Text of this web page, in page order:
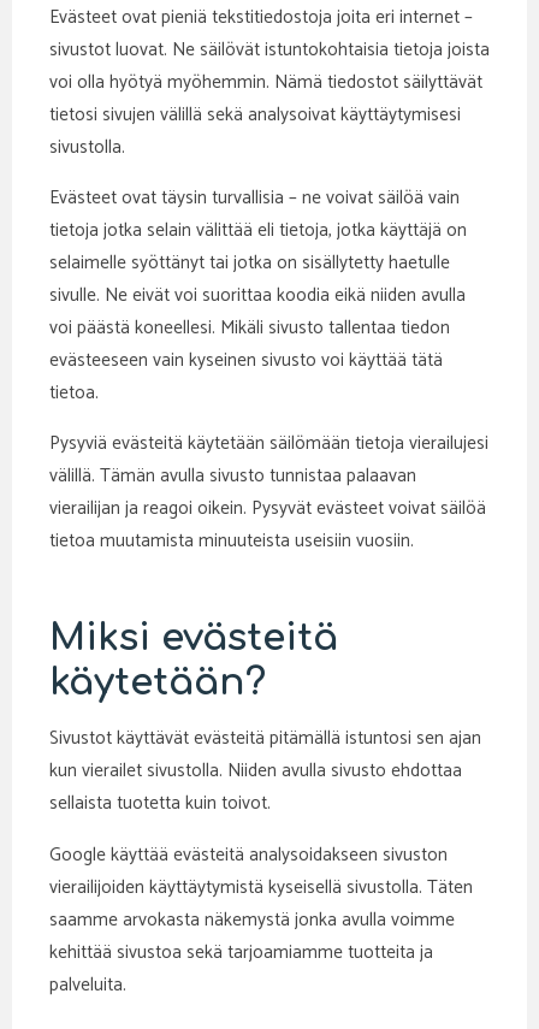
Evästeet ovat pieniä tekstitiedostoja joita eri internet –
sivustot luovat. Ne säilövät istuntokohtaisia tietoja joista
voi olla hyötyä myöhemmin. Nämä tiedostot säilyttävät
tietosi sivujen välillä sekä analysoivat käyttäytymisesi
sivustolla.
Evästeet ovat täysin turvallisia – ne voivat säilöä vain
tietoja jotka selain välittää eli tietoja, jotka käyttäjä on
selaimelle syöttänyt tai jotka on sisällytetty haetulle
sivulle. Ne eivät voi suorittaa koodia eikä niiden avulla
voi päästä koneellesi. Mikäli sivusto tallentaa tiedon
evästeeseen vain kyseinen sivusto voi käyttää tätä
tietoa.
Pysyviä evästeitä käytetään säilömään tietoja vierailujesi
välillä. Tämän avulla sivusto tunnistaa palaavan
vierailijan ja reagoi oikein. Pysyvät evästeet voivat säilöä
tietoa muutamista minuuteista useisiin vuosiin.
Miksi evästeitä
käytetään?
Sivustot käyttävät evästeitä pitämällä istuntosi sen ajan
kun vierailet sivustolla. Niiden avulla sivusto ehdottaa
sellaista tuotetta kuin toivot.
Google käyttää evästeitä analysoidakseen sivuston
vierailijoiden käyttäytymistä kyseisellä sivustolla. Täten
saamme arvokasta näkemystä jonka avulla voimme
kehittää sivustoa sekä tarjoamiamme tuotteita ja
palveluita.